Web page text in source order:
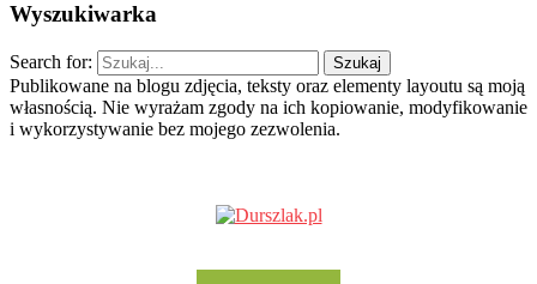
Wyszukiwarka
Search for:
Publikowane na blogu zdjęcia, teksty oraz elementy layoutu są moją
własnością. Nie wyrażam zgody na ich kopiowanie, modyfikowanie
i wykorzystywanie bez mojego zezwolenia.